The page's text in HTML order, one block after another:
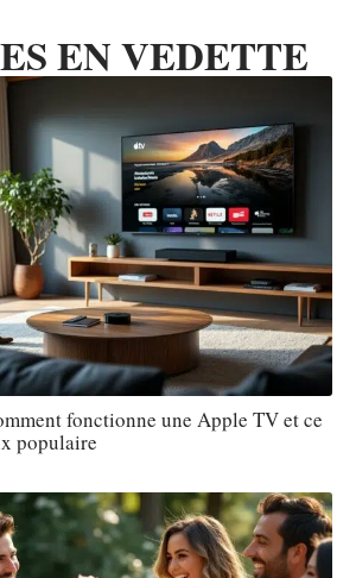
EN VEDETTE
fonctionne une Apple TV et ce
populaire